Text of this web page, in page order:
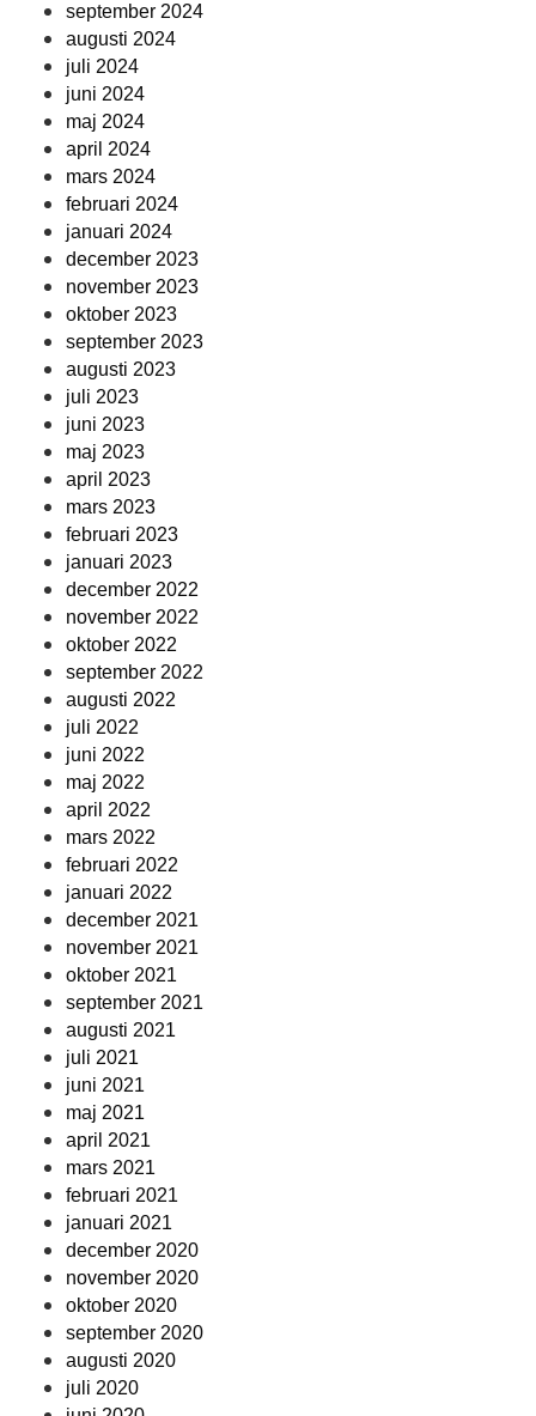
september 2024
augusti 2024
juli 2024
juni 2024
maj 2024
april 2024
mars 2024
februari 2024
januari 2024
december 2023
november 2023
oktober 2023
september 2023
augusti 2023
juli 2023
juni 2023
maj 2023
april 2023
mars 2023
februari 2023
januari 2023
december 2022
november 2022
oktober 2022
september 2022
augusti 2022
juli 2022
juni 2022
maj 2022
april 2022
mars 2022
februari 2022
januari 2022
december 2021
november 2021
oktober 2021
september 2021
augusti 2021
juli 2021
juni 2021
maj 2021
april 2021
mars 2021
februari 2021
januari 2021
december 2020
november 2020
oktober 2020
september 2020
augusti 2020
juli 2020